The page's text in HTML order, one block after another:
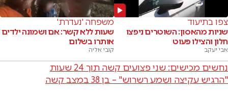
צפו בתיעוד
שניות מהאסון: השוטרים ניפצו
חלון והצילו פעוט
אבי יעקב
משפחה 'נעדרת'
שעות ללא קשר: אם ושמונה ילדים
אותרו בשלום
קובי אליה
נחשים מכישים: שני פצועים קשה תוך 24 שעות
"הרגיש עקיצה ושמע רשרוש" – בן 38 במצב קשה